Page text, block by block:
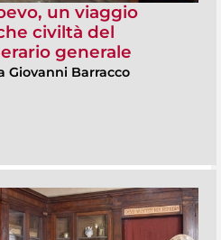
un viaggio
civiltà del
generale
Giovanni Barracco